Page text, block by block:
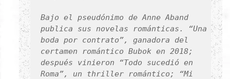
Bajo el pseudónimo de Anne Aband
publica sus novelas románticas. “Una
boda por contrato”, ganadora del
certamen romántico Bubok en 2018;
después vinieron “Todo sucedió en
Roma”, un thriller romántico; “Mi